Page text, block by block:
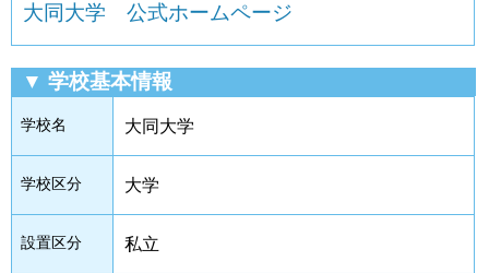
大同大学 公式ホームページ
▼ 学校基本情報
学校名 大同大学
学校区分 大学
設置区分 私立